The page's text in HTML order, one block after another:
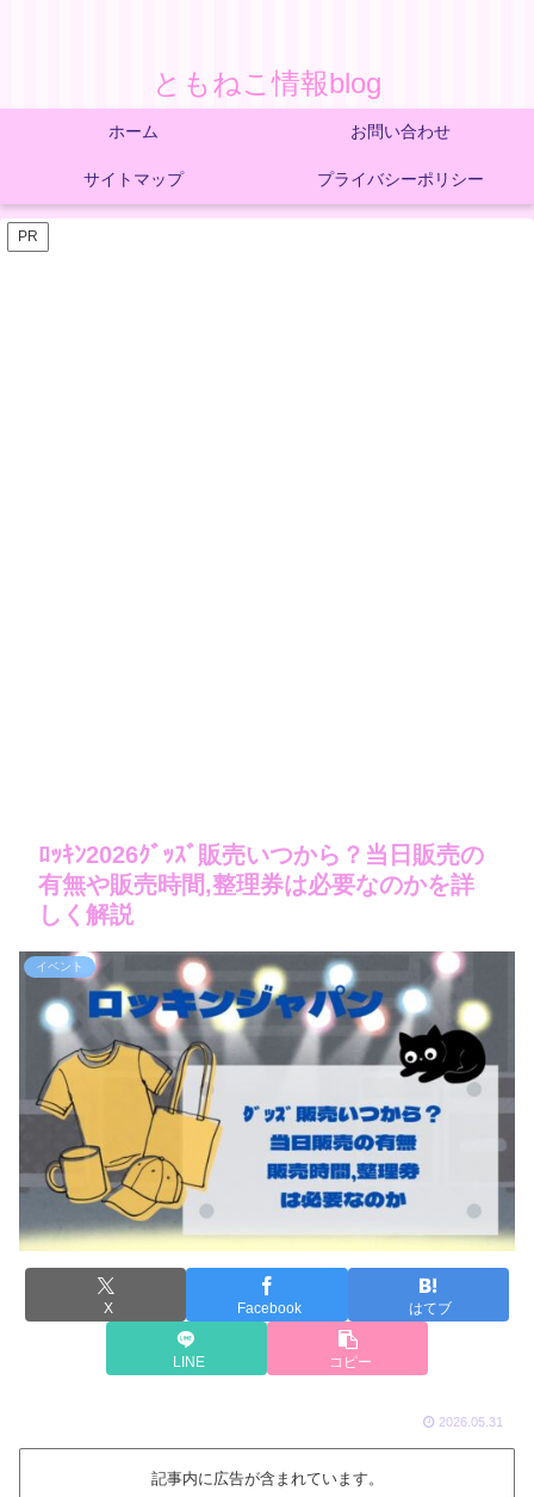
ともねこ情報blog
ホーム お問い合わせ
サイトマップ プライバシーポリシー
PR
ﾛｯｷﾝ2026ｸﾞｯｽﾞ販売いつから？当日販売の
有無や販売時間,整理券は必要なのかを詳
しく解説
イベント
X Facebook はてブ
LINE コピー
2026.05.31
記事内に広告が含まれています。